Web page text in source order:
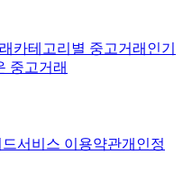
카테고리별 중고거래 인기
중고거래
서비스 이용약관개인정